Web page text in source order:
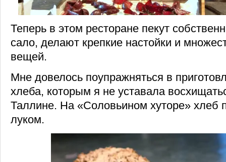
Теперь в этом ресторане пекут
сало, делают крепкие настойки и
вещей.
Мне довелось поупражняться в
хлеба, которым я не уставала
Таллине. На «Соловьином хуторе» хлеб
луком.